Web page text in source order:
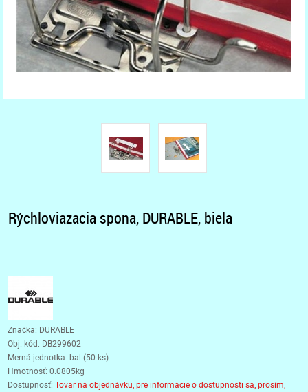
Rýchloviazacia spona, DURABLE, biela
Značka: DURABLE
Obj. kód: DB299602
Merná jednotka: bal (50 ks)
Hmotnosť: 0.0805kg
Dostupnosť:Tovar na objednávku, pre informácie o dostupnosti sa, prosím,